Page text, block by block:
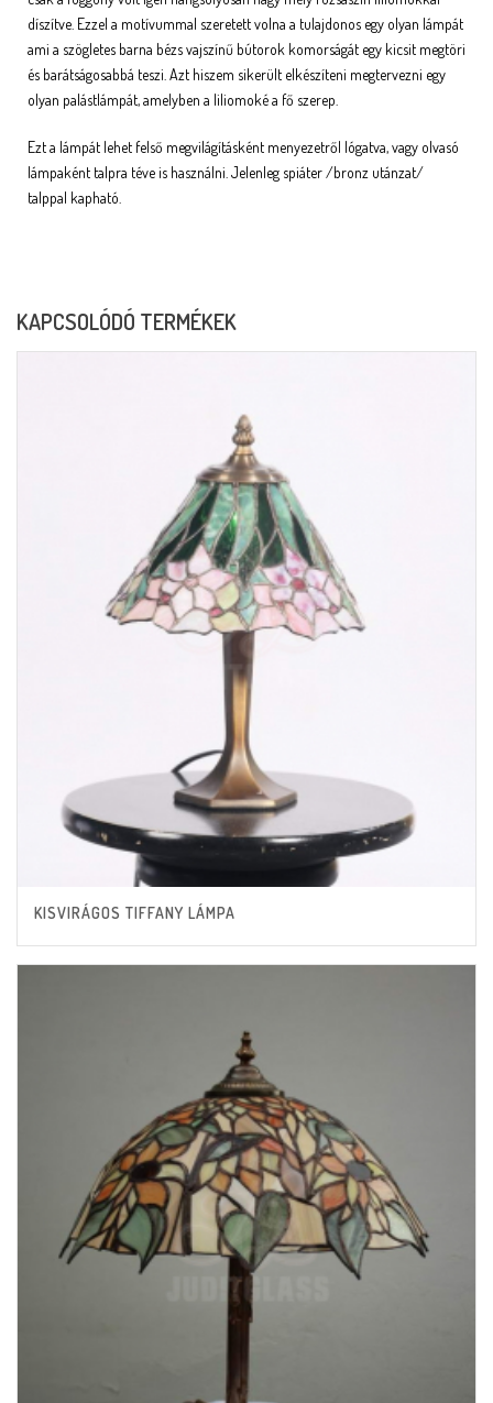
díszítve. Ezzel a motívummal szeretett volna a tulajdonos egy olyan lámpát
ami a szögletes barna bézs vajszínű bútorok komorságát egy kicsit megtöri
és barátságosabbá teszi. Azt hiszem sikerült elkészíteni megtervezni egy
olyan palástlámpát, amelyben a liliomoké a fő szerep.
Ezt a lámpát lehet felső megvilágításként menyezetről lógatva, vagy olvasó
lámpaként talpra téve is használni. Jelenleg spiáter /bronz utánzat/
talppal kapható.
KAPCSOLÓDÓ TERMÉKEK
KISVIRÁGOS TIFFANY LÁMPA